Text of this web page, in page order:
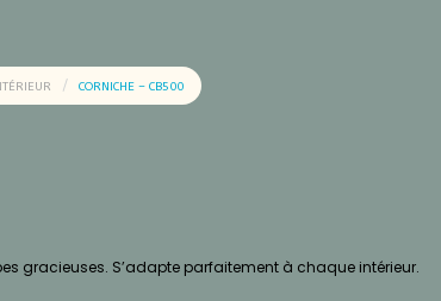
CORNICHE – CB500
gracieuses. S’adapte parfaitement à chaque intérieur.